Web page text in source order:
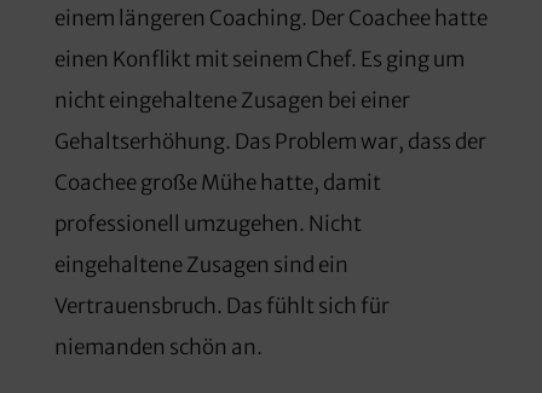
einem längeren Coaching. Der Coachee hatte
einen Konflikt mit seinem Chef. Es ging um
nicht eingehaltene Zusagen bei einer
Gehaltserhöhung. Das Problem war, dass der
Coachee große Mühe hatte, damit
professionell umzugehen. Nicht
eingehaltene Zusagen sind ein
Vertrauensbruch. Das fühlt sich für
niemanden schön an.